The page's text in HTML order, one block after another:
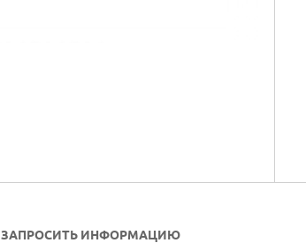
ЗАПРОСИТЬ ИНФОРМАЦИЮ